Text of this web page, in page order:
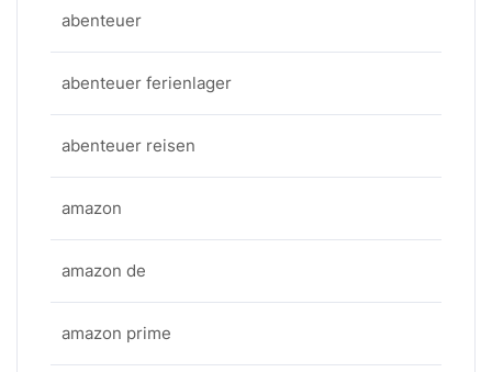
abenteuer
abenteuer ferienlager
abenteuer reisen
amazon
amazon de
amazon prime